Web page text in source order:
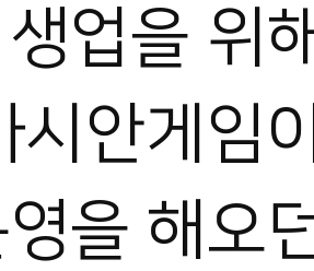
업을 위
시안게임
을 해오